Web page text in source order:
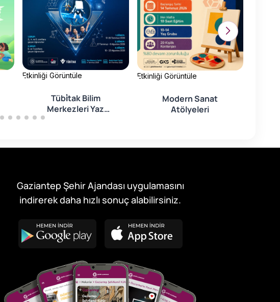
Etkinliği Görüntüle
Tübi̇tak Bilim
Merkezleri Yaz
Etkinliği Görüntüle
Modern Sanat
Atölyeleri
Gaziantep Şehir Ajandası uygulamasını
indirerek daha hızlı sonuç alabilirsiniz.